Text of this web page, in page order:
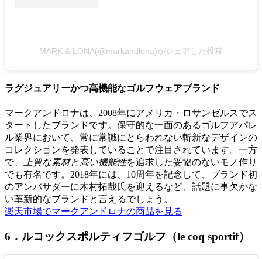
MARK & LONA(@markandlona)がシェアした投稿
ラグジュアリーかつ高機能なゴルフウェアブランド
マークアンドロナは、2008年にアメリカ・ロサンゼルスでス
タートしたブランドです。保守的な一面のあるゴルフアパレ
ル業界において、常に常識にとらわれない斬新なデザインの
コレクションを発表していることで注目されています。一方
で、
上質な素材と高い機能性を追求した妥協のないモノ作り
でも有名です。2018年には、10周年を記念して、ブランド初
のアンバサダーに木村拓哉氏を迎えるなど、話題に事欠かな
い革新的なブランドと言えるでしょう。
楽天市場でマークアンドロナの商品を見る
6．ルコックスポルティフゴルフ（le coq sportif）